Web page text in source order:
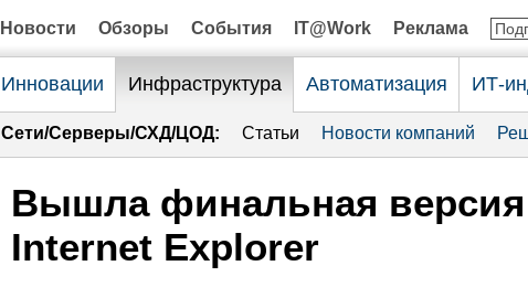
Новости Обзоры События IT@Work Реклама
Инновации Инфраструктура Автоматизация ИТ-
Сети/Серверы/СХД/ЦОД: Статьи Новости компаний
Вышла финальная версия
Internet Explorer